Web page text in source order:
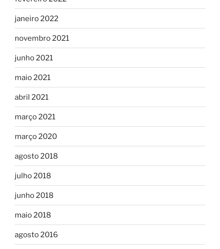
janeiro 2022
novembro 2021
junho 2021
maio 2021
abril 2021
março 2021
março 2020
agosto 2018
julho 2018
junho 2018
maio 2018
agosto 2016